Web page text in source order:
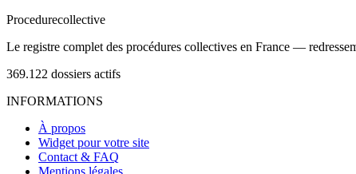
Procedurecollective
Le registre complet des procédures collectives en France —
369.122 dossiers actifs
INFORMATIONS
À propos
Widget pour votre site
Contact & FAQ
Mentions légales